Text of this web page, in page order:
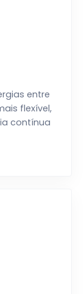
entre
flexível,
contínua